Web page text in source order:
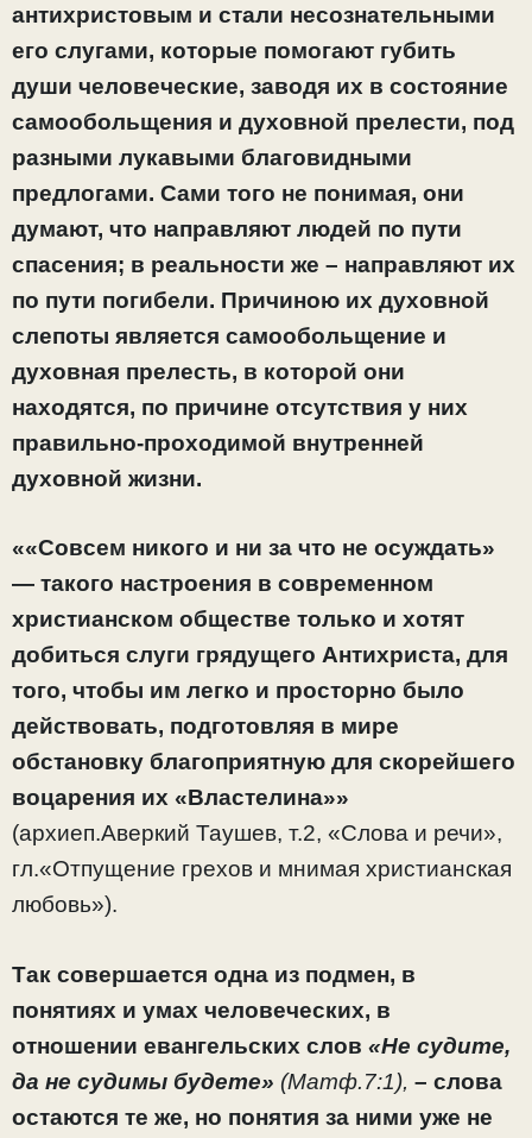
антихристовым и стали несознательными
его слугами, которые помогают губить
души человеческие, заводя их в состояние
самообольщения и духовной прелести, под
разными лукавыми благовидными
предлогами. Сами того не понимая, они
думают, что направляют людей по пути
спасения; в реальности же – направляют их
по пути погибели. Причиною их духовной
слепоты является самообольщение и
духовная прелесть, в которой они
находятся, по причине отсутствия у них
правильно-проходимой внутренней
духовной жизни.
««Совсем никого и ни за что не осуждать»
— такого настроения в современном
христианском обществе только и хотят
добиться слуги грядущего Антихриста, для
того, чтобы им легко и просторно было
действовать, подготовляя в мире
обстановку благоприятную для скорейшего
воцарения их «Властелина»»
(архиеп.Аверкий Таушев, т.2, «Слова и речи»,
гл.«Отпущение грехов и мнимая христианская
любовь»).
Так совершается одна из подмен, в
понятиях и умах человеческих, в
отношении евангельских слов «Не судите,
да не судимы будете» (Матф.7:1), – слова
остаются те же, но понятия за ними уже не